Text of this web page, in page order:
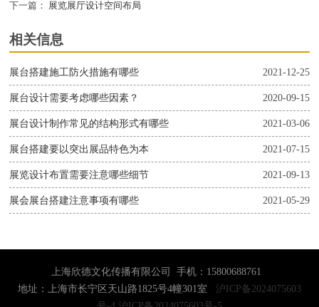
下一篇：
展览展厅设计空间布局
相关信息
2021-12-25
展台搭建施工防火措施有哪些
2020-09-15
展台设计需要考虑哪些因素？
2021-03-06
展台设计制作常见的结构形式有哪些
2021-07-15
展台搭建要以突出展品特色为本
2021-09-13
展览设计布置需要注意哪些细节
2021-05-29
展会展台搭建注意事项有哪些
上海欣德文化传播有限公司 手机：15800688761
地址：上海市长宁区天山路1825号4幢301室 沪ICP备2024075603